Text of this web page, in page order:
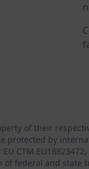
of their
protected by
CTM EU18823472,
federal and state